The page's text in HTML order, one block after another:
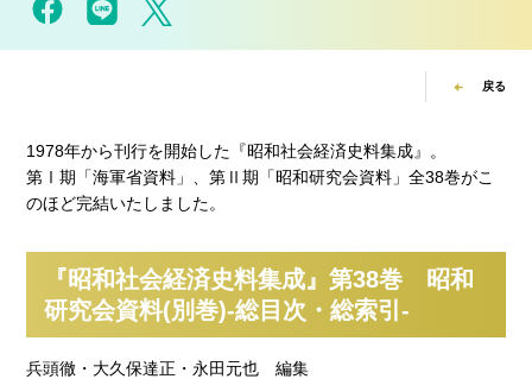
戻る
1978年から刊行を開始した『昭和社会経済史料集成』。
第Ⅰ期「海軍省資料」、第Ⅱ期「昭和研究会資料」全38巻がこ
のほど完結いたしました。
『昭和社会経済史料集成』第38巻 昭和
研究会資料(別巻)-総目次・総索引-
兵頭徹・大久保達正・永田元也 編集